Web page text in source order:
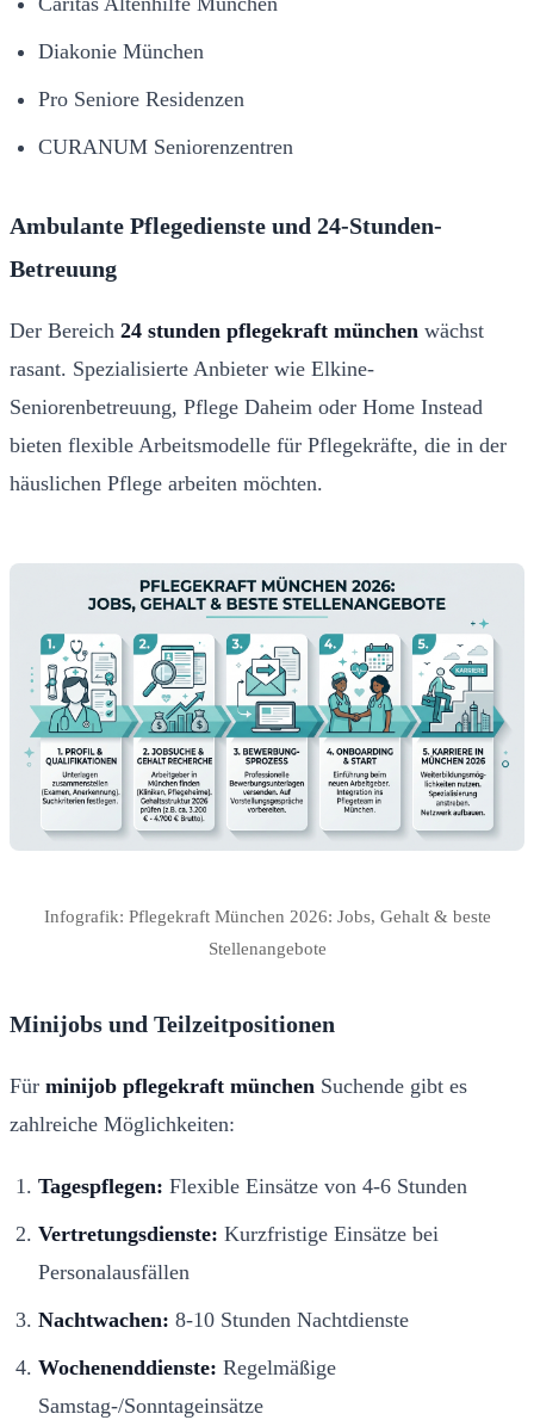
Diakonie München
Pro Seniore Residenzen
CURANUM Seniorenzentren
Ambulante Pflegedienste und 24-Stunden-
Betreuung
Der Bereich 24 stunden pflegekraft münchen wächst
rasant. Spezialisierte Anbieter wie Elkine-
Seniorenbetreuung, Pflege Daheim oder Home Instead
bieten flexible Arbeitsmodelle für Pflegekräfte, die in der
häuslichen Pflege arbeiten möchten.
Infografik: Pflegekraft München 2026: Jobs, Gehalt & beste
Stellenangebote
Minijobs und Teilzeitpositionen
Für minijob pflegekraft münchen Suchende gibt es
zahlreiche Möglichkeiten:
Tagespflegen: Flexible Einsätze von 4-6 Stunden
Vertretungsdienste: Kurzfristige Einsätze bei
Personalausfällen
Nachtwachen: 8-10 Stunden Nachtdienste
Wochenenddienste: Regelmäßige
Samstag-/Sonntageinsätze